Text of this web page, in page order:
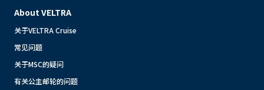
About VELTRA
关于VELTRA Cruise
常见问题
关于MSC的疑问
有关公主邮轮的问题